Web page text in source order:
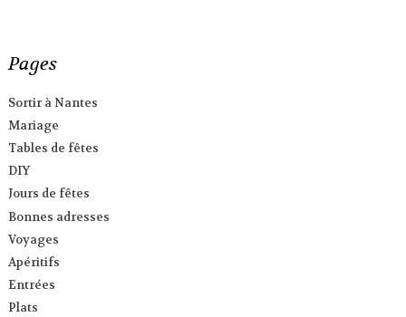
Pages
Sortir à Nantes
Mariage
Tables de fêtes
DIY
Jours de fêtes
Bonnes adresses
Voyages
Apéritifs
Entrées
Plats